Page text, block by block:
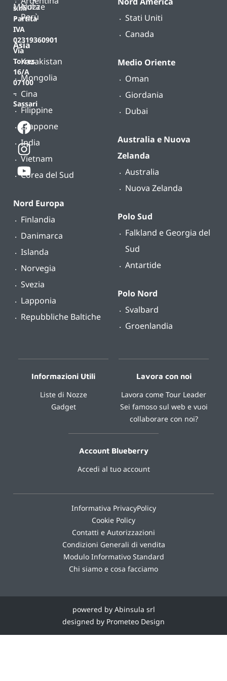
s.r.l.
Partita
IVA
02319360901
Via
Torres
16/A
07100
–
Sassari
Perù
Asia
Kazakistan
Mongolia
Cina
Filippine
Giappone
India
Vietnam
Corea del Sud
Nord Europa
Finlandia
Danimarca
Islanda
Norvegia
Svezia
Lapponia
Repubbliche Baltiche
Stati Uniti
Canada
Medio Oriente
Oman
Giordania
Dubai
Australia e Nuova
Zelanda
Australia
Nuova Zelanda
Polo Sud
Falkland e Georgia del
Sud
Antartide
Polo Nord
Svalbard
Groenlandia
Misura
Nozze
Informazioni Utili
Liste di Nozze
Gadget
Lavora con noi
Lavora come Tour Leader
Sei famoso sul web e vuoi
collaborare con noi?
Account Blueberry
Accedi al tuo account
Informativa PrivacyPolicy
Cookie Policy
Contatti e Autorizzazioni
Condizioni Generali di vendita
Modulo Informativo Standard
Chi siamo e cosa facciamo
powered by Abinsula srl
designed by Prometeo Design